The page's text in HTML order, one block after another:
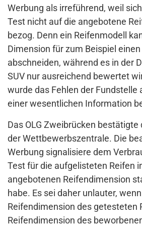
Werbung als irreführend, weil
Test nicht auf die angebotene
bezog. Denn ein Reifenmodell
Dimension für zum Beispiel
abschneiden, während es in der
SUV nur ausreichend bewertet
wurde das Fehlen der Fundstelle
einer wesentlichen Information
Das OLG Zweibrücken
der Wettbewerbszentrale. Die
Werbung signalisiere dem
Test für die aufgelisteten Reifen
angebotenen Reifendimension
habe. Es sei daher unlauter,
Reifendimension des getesteten
Reifendimension des